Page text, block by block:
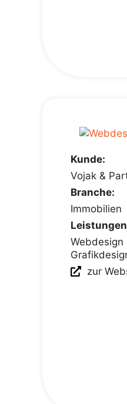
Kunde:
Vojak &
Branche:
Immobilien
Webdesign
zur